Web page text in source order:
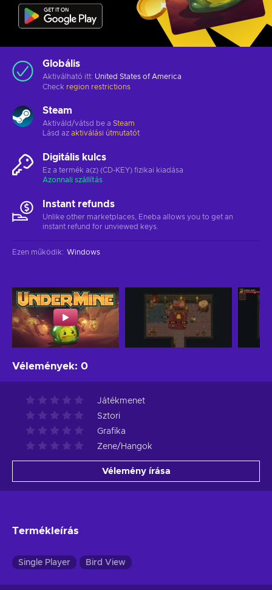
Globális
Aktiválható itt: United States of America
Check region restrictions
Steam
Aktiváld/vátsd be a Steam
Lásd az aktiválási útmutatót
Digitális kulcs
Ez a termék a(z) (CD-KEY) fizikai kiadása
Azonnali szállítás
Instant refunds
Unlike other marketplaces, Eneba allows you to get an
instant refund for unviewed keys.
Ezen működik: Windows
Vélemények: 0
Játékmenet
Sztori
Grafika
Zene/Hangok
Vélemény írása
Termékleírás
Single Player Bird View